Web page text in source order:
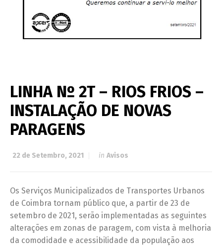
LINHA Nº 2T – RIOS FRIOS –
INSTALAÇÃO DE NOVAS
PARAGENS
22 de Setembro, 2021 in Avisos
Os Serviços Municipalizados de Transportes Urbanos
de Coimbra tornam público que, a partir de 23 de
setembro de 2021, serão implementadas as seguintes
alterações em zonas de paragem, com vista à melhoria
da comodidade e acessibilidade da população aos